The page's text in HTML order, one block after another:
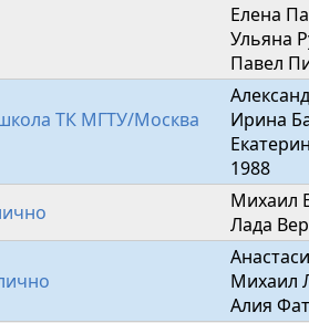
Елена
Ульяна
Павел
ТК МГТУ/Москва
Ирина
1988
Михаил
Лада
Михаил
Алия